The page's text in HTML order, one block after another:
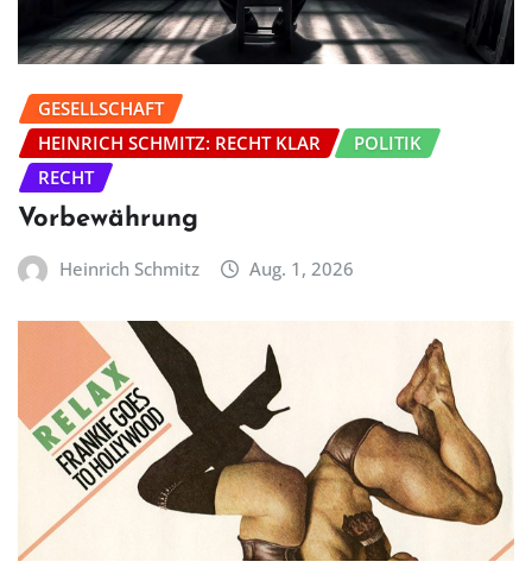
GESELLSCHAFT
HEINRICH SCHMITZ: RECHT KLAR
POLITIK
RECHT
Vorbewährung
Heinrich Schmitz Aug. 1, 2026